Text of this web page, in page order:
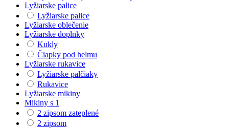
Lyžiarske palice
Lyžiarske palice
Lyžiarske oblečenie
Lyžiarske doplnky
Kukly
Čiapky pod helmu
Lyžiarske rukavice
Lyžiarske palčiaky
Rukavice
Lyžiarske mikiny
Mikiny s 1
2 zipsom zateplené
2 zipsom